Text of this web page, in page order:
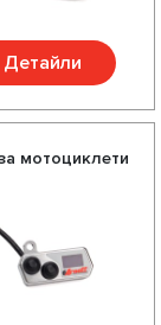
Детайли
мотоциклети